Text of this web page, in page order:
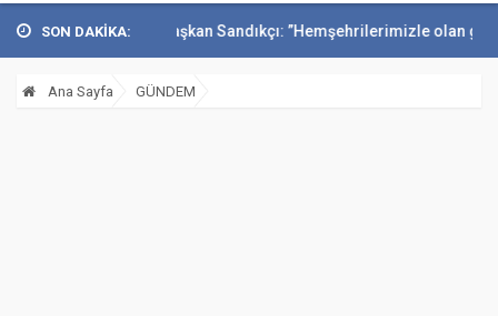
SON DAKİKA:
Başkan Sandıkçı: ”Hemşehrilerimizle olan güçl... Başkan
Ana Sayfa GÜNDEM